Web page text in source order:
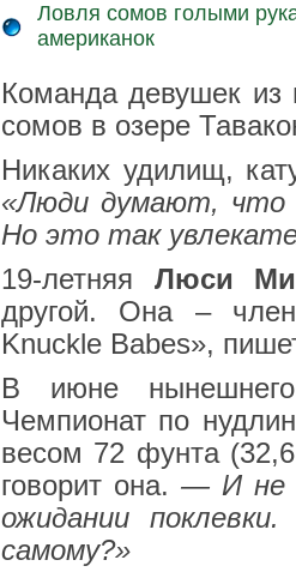
Ловля сомов голыми
американок
Команда девушек из
сомов в озере
Никаких удилищ,
«Люди думают, что
Но это так
19-летняя Люси
другой. Она –
Knuckle Babes»,
В июне
Чемпионат по
весом 72 фунта
говорит она. — И не
ожидании
самому?»